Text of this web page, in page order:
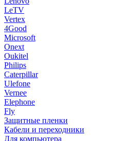
LeTV
Vertex
4Good
Microsoft
Onext
Oukitel
Philips
Caterpillar
Ulefone
Vernee
Elephone
Fly
Защитные пленки
Кабели и переходники
Для компьютера